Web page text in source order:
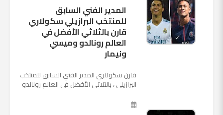
المدير الفني السابق
للمنتخب البرازيلي سكولاري
قارن بالثلاثي الأفضل في
العالم رونالدو وميسي
ونيمار
قارن سكولاري المدير الفني السابق للمنتخب
البرازيلي ، بالثلاثي الأفضل في العالم رونالدو
نجم ...